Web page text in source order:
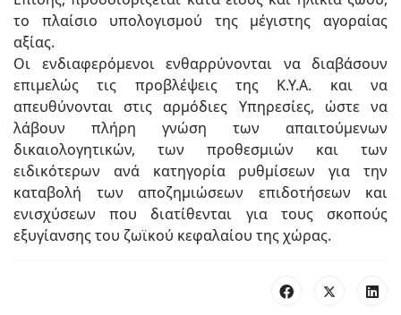
το πλαίσιο υπολογισμού της μέγιστης αγοραίας
αξίας.
Οι ενδιαφερόμενοι ενθαρρύνονται να διαβάσουν
επιμελώς τις προβλέψεις της Κ.Υ.Α. και να
απευθύνονται στις αρμόδιες Υπηρεσίες, ώστε να
λάβουν πλήρη γνώση των απαιτούμενων
δικαιολογητικών, των προθεσμιών και των
ειδικότερων ανά κατηγορία ρυθμίσεων για την
καταβολή των αποζημιώσεων επιδοτήσεων και
ενισχύσεων που διατίθενται για τους σκοπούς
εξυγίανσης του ζωϊκού κεφαλαίου της χώρας.